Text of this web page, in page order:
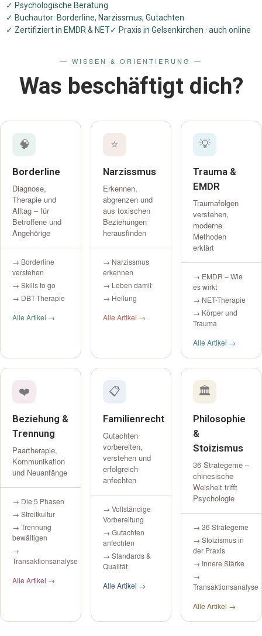
✓ Psychologische Beratung
✓ Buchautor: Borderline, Narzissmus, Gutachten
✓ Zertifiziert in EMDR & NET✓ Praxis in Gelsenkirchen · auch online
— WISSEN & ORIENTIERUNG —
Was beschäftigt dich?
🧠
Borderline
Diagnose,
Therapie und
Alltag – für
Betroffene und
Angehörige
→ Borderline
verstehen
→ Skills to go
→ DBT-Therapie
Alle Artikel →
⭐
Narzissmus
Erkennen,
abgrenzen und
aus toxischen
Beziehungen
herausfinden
→ Narzissmus
erkennen
→ Leben damit
→ Heilung
Alle Artikel →
💡
Trauma &
EMDR
Traumafolgen
verstehen,
moderne
Methoden
erklärt
→ EMDR – Wie
es wirkt
→ NET-Therapie
→ Körper und
Trauma
Alle Artikel →
❤️
Beziehung &
Trennung
Paartherapie,
Kommunikation
und Neuanfänge
→ Die 5 Phasen
→ Streitkultur
→ Trennung
bewältigen
→
Transaktionsanalyse
Alle Artikel →
📋
Familienrecht
Gutachten
vorbereiten,
verstehen und
erfolgreich
anfechten
→ Vollständige
Vorbereitung
→ Gutachten
anfechten
→ Standards &
Qualität
Alle Artikel →
🏛️
Philosophie
&
Stoizismus
36 Strategeme –
chinesische
Weisheit trifft
Psychologie
→ 36 Strategeme
→ Stoizismus in
der Praxis
→ Innere Stärke
→
Transaktionsanalyse
Alle Artikel →